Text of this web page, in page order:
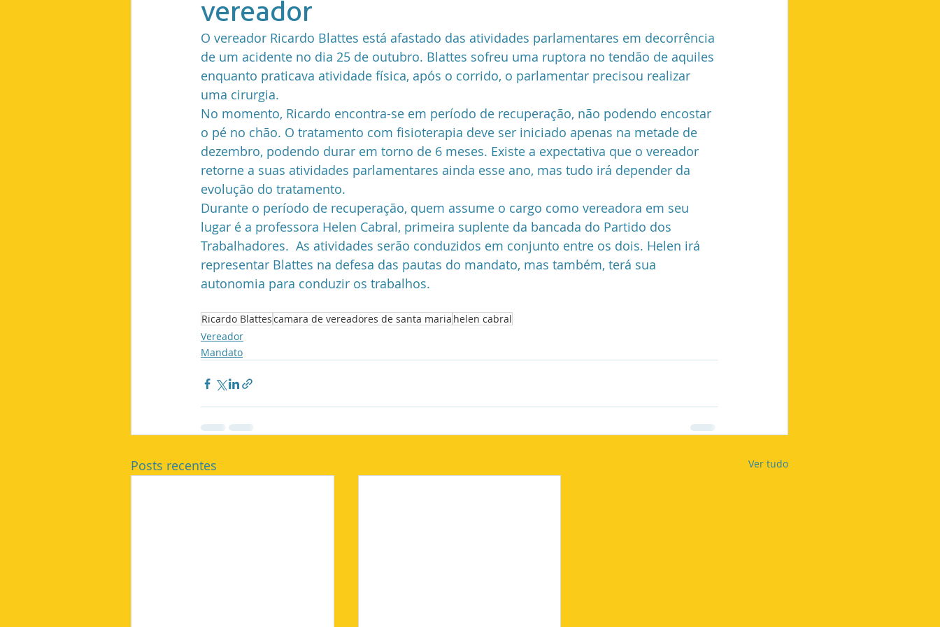
Planejamento Urbano Saúde Segurança Vereador HORA13 Mandato Esporte Futebol
Copa do Mundo
vereador
O vereador Ricardo Blattes está afastado das atividades parlamentares em decorrência
de um acidente no dia 25 de outubro. Blattes sofreu uma ruptora no tendão de aquiles
enquanto praticava atividade física, após o corrido, o parlamentar precisou realizar
uma cirurgia.
No momento, Ricardo encontra-se em período de recuperação, não podendo encostar
o pé no chão. O tratamento com fisioterapia deve ser iniciado apenas na metade de
dezembro, podendo durar em torno de 6 meses. Existe a expectativa que o vereador
retorne a suas atividades parlamentares ainda esse ano, mas tudo irá depender da
evolução do tratamento.
Durante o período de recuperação, quem assume o cargo como vereadora em seu
lugar é a professora Helen Cabral, primeira suplente da bancada do Partido dos
Trabalhadores.  As atividades serão conduzidos em conjunto entre os dois. Helen irá
representar Blattes na defesa das pautas do mandato, mas também, terá sua
autonomia para conduzir os trabalhos.
Ricardo Blattescamara de vereadores de santa maria helen cabral
Vereador
Mandato
Posts recentes Ver tudo